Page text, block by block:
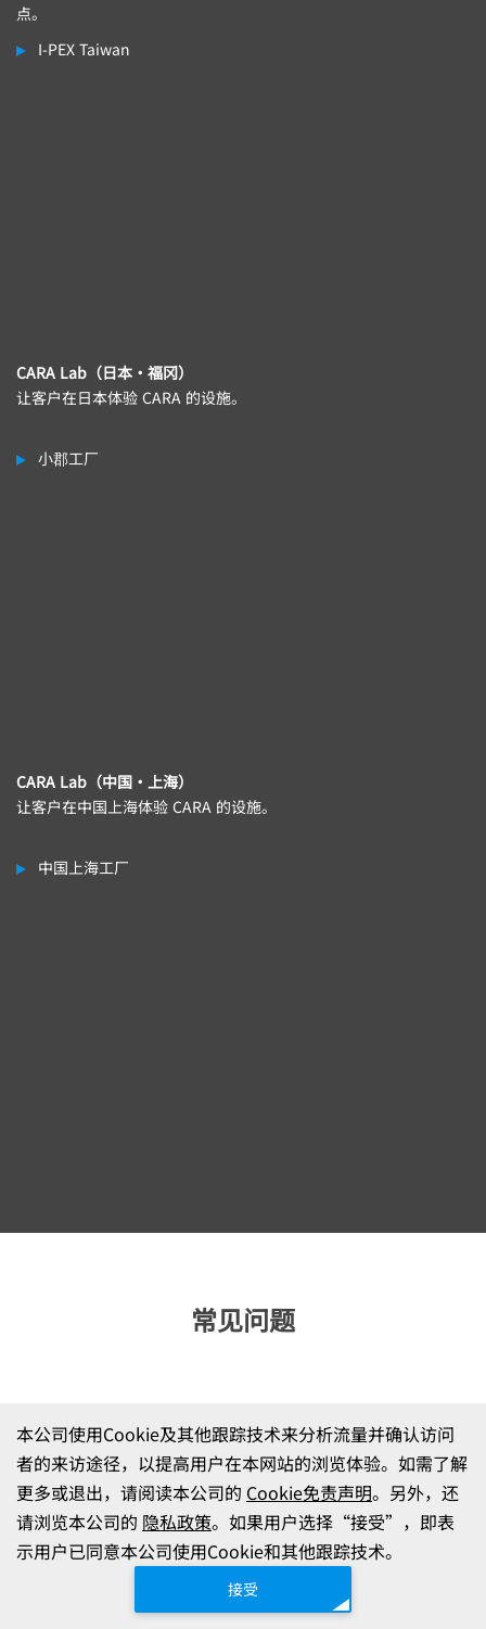
本公司使用Cookie及其他跟踪技术来分析流量并确认访问
者的来访途径，以提高用户在本网站的浏览体验。如需了解
更多或退出，请阅读本公司的 Cookie免责声明。另外，还
请浏览本公司的 隐私政策。如果用户选择“接受”，即表
示用户已同意本公司使用Cookie和其他跟踪技术。
接受
点。
I-PEX Taiwan
CARA Lab（日本・福冈）
让客户在日本体验 CARA 的设施。
小郡工厂
CARA Lab（中国・上海）
让客户在中国上海体验 CARA 的设施。
中国上海工厂
常见问题
Q 可以从哪个阶段开始咨询？
Q 到设备导入需要多长时间？